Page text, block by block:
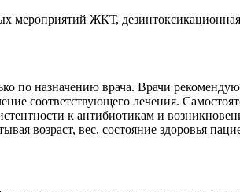
мероприятий ЖКТ,
по назначению врача. Врачи
соответствующего лечения.
к антибиотикам и
возраст, вес, состояние здоровья